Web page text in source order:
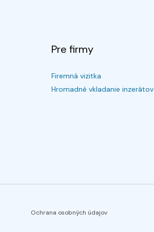
Pre firmy
Firemná vizitka
Hromadné vkladanie inzerátov
Ochrana osobných údajov